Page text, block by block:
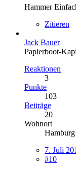
Hammer
Zitieren
Jack Bauer
Papierboot-
Reaktionen
3
Punkte
103
Beiträge
20
Wohnort
Hamburg
7. Juli
#10